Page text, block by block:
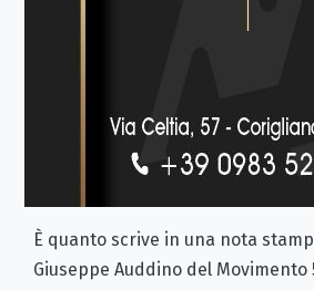
È quanto scrive in una nota
Giuseppe Auddino del Movimento